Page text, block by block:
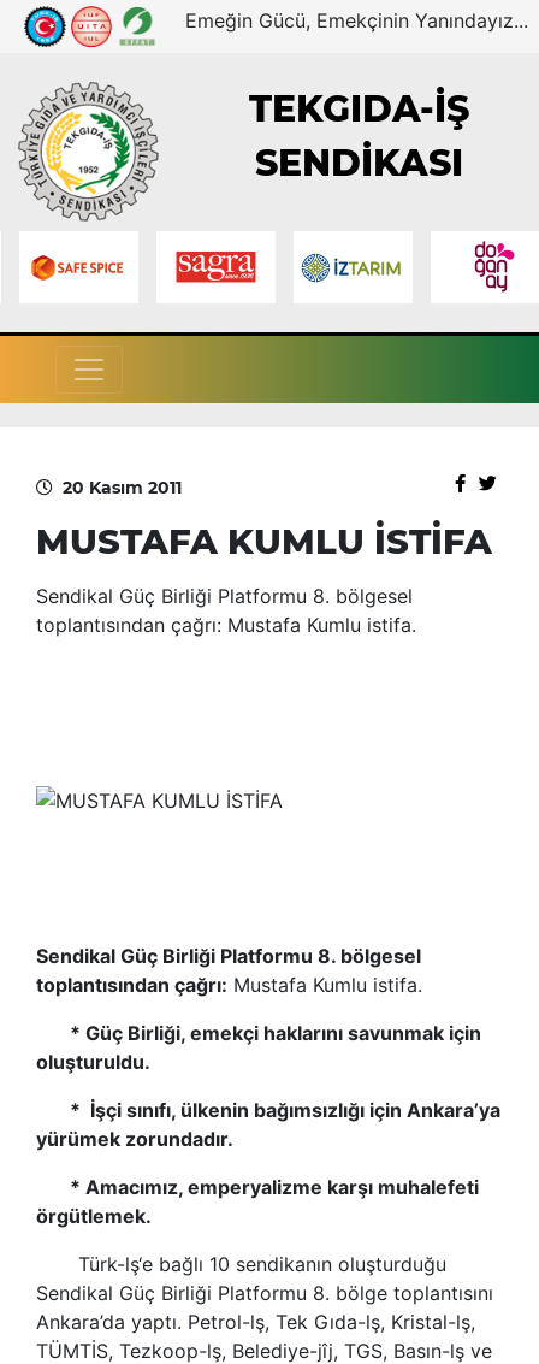
Emeğin Gücü, Emekçinin Yanındayız...
TEKGIDA-İŞ
SENDİKASI
20 Kasım 2011
MUSTAFA KUMLU İSTİFA
Sendikal Güç Birliği Platformu 8. bölgesel
toplantısından çağrı: Mustafa Kumlu istifa.
Sendikal Güç Birliği Platformu 8. bölgesel
toplantısından çağrı: Mustafa Kumlu istifa.
* Güç Birliği, emekçi haklarını savunmak için
oluşturuldu.
* İşçi sınıfı, ülkenin bağımsızlığı için Ankara’ya
yürümek zorundadır.
* Amacımız, emperyalizme karşı muhalefeti
örgütlemek.
Türk-lş‘e bağlı 10 sendikanın oluşturduğu
Sendikal Güç Birliği Platformu 8. bölge toplantısını
Ankara’da yaptı. Petrol-lş, Tek Gıda-lş, Kristal-lş,
TÜMTİS, Tezkoop-lş, Belediye-jîj, TGS, Basın-lş ve